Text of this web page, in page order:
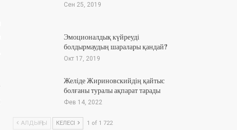
Сен 25, 2019
Эмоционалдық күйреуді
болдырмаудың шаралары қандай?
Окт 17, 2019
Желіде Жириновскийдің қайтыс
болғаны туралы ақпарат тарады
Фев 14, 2022
АЛДЫҢҒЫ КЕЛЕСІ 1 of 1 722